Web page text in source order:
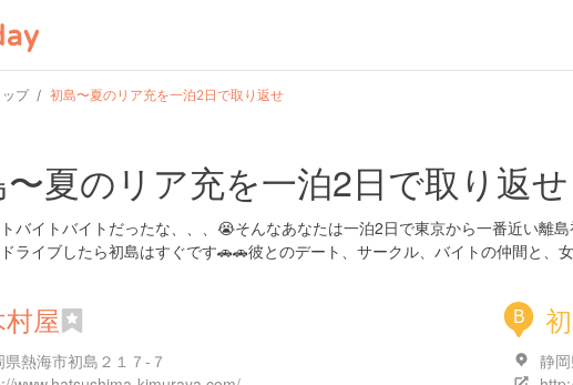
プ 初島〜夏のリア充を一泊2日で取り返せ
夏のリア充を一泊2日で取り返せ
バイトバイトだったな、、、😭そんなあなたは一泊2日で東京から一番近い離
ライブしたら初島はすぐです🚗🚗彼とのデート、サークル、バイトの仲間と、
屋
県熱海市初島２１７-７
B
静